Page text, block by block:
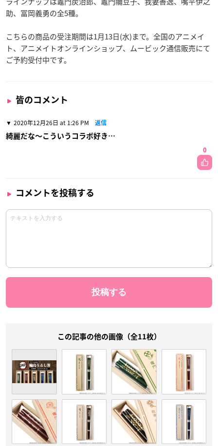
助、冨岡義勇の全5種。
こちらの商品の受注期間は1月13日(水)まで。全国のアニメイ
ト、アニメイトオンラインショップ、ムービック通信販売にて
ご予約受付中です。
皆のコメント
2020年12月26日 at 1:26 PM 返信
綺麗だな〜こういうコラボ好き…
0
コメントを投稿する
この記事の他の画像（全11枚）